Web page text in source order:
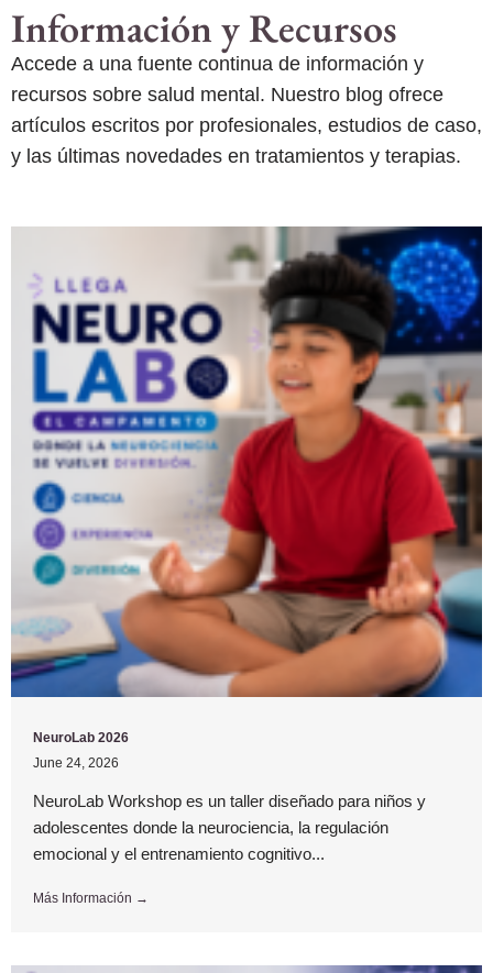
Información y Recursos
Accede a una fuente continua de información y
recursos sobre salud mental. Nuestro blog ofrece
artículos escritos por profesionales, estudios de caso,
y las últimas novedades en tratamientos y terapias.
NeuroLab 2026
June 24, 2026
NeuroLab Workshop es un taller diseñado para niños y
adolescentes donde la neurociencia, la regulación
emocional y el entrenamiento cognitivo...
Más Información →